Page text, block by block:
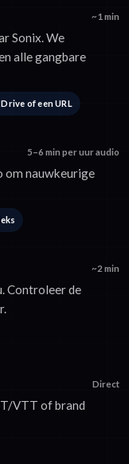
~1 min
Sonix. We
alle gangbare
of een URL
5–6 min per uur audio
om nauwkeurige
~2 min
Controleer de
Direct
VTT of brand